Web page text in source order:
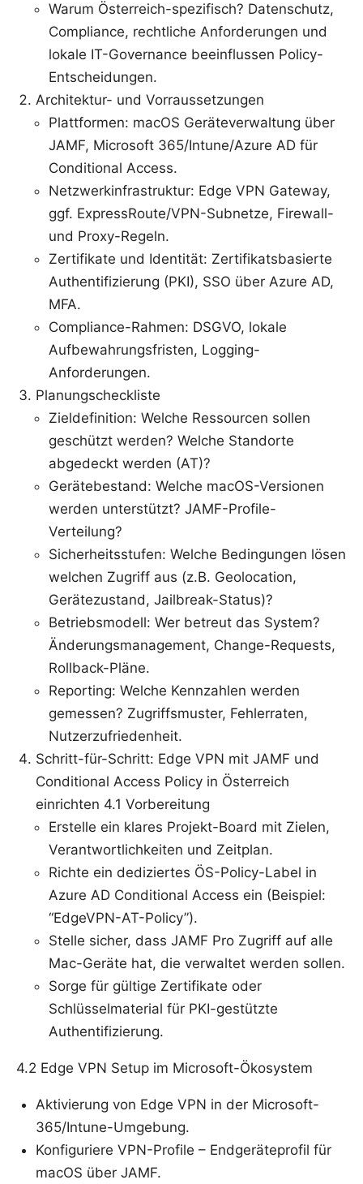
Warum Österreich-spezifisch? Datenschutz,
Compliance, rechtliche Anforderungen und
lokale IT-Governance beeinflussen Policy-
Entscheidungen.
Architektur- und Vorraussetzungen
Plattformen: macOS Geräteverwaltung über
JAMF, Microsoft 365/Intune/Azure AD für
Conditional Access.
Netzwerkinfrastruktur: Edge VPN Gateway,
ggf. ExpressRoute/VPN-Subnetze, Firewall-
und Proxy-Regeln.
Zertifikate und Identität: Zertifikatsbasierte
Authentifizierung (PKI), SSO über Azure AD,
MFA.
Compliance-Rahmen: DSGVO, lokale
Aufbewahrungsfristen, Logging-
Anforderungen.
Planungscheckliste
Zieldefinition: Welche Ressourcen sollen
geschützt werden? Welche Standorte
abgedeckt werden (AT)?
Gerätebestand: Welche macOS-Versionen
werden unterstützt? JAMF-Profile-
Verteilung?
Sicherheitsstufen: Welche Bedingungen lösen
welchen Zugriff aus (z.B. Geolocation,
Gerätezustand, Jailbreak-Status)?
Betriebsmodell: Wer betreut das System?
Änderungsmanagement, Change-Requests,
Rollback-Pläne.
Reporting: Welche Kennzahlen werden
gemessen? Zugriffsmuster, Fehlerraten,
Nutzerzufriedenheit.
Schritt-für-Schritt: Edge VPN mit JAMF und
Conditional Access Policy in Österreich
einrichten 4.1 Vorbereitung
Erstelle ein klares Projekt-Board mit Zielen,
Verantwortlichkeiten und Zeitplan.
Richte ein dediziertes ÖS-Policy-Label in
Azure AD Conditional Access ein (Beispiel:
“EdgeVPN-AT-Policy”).
Stelle sicher, dass JAMF Pro Zugriff auf alle
Mac-Geräte hat, die verwaltet werden sollen.
Sorge für gültige Zertifikate oder
Schlüsselmaterial für PKI-gestützte
Authentifizierung.
4.2 Edge VPN Setup im Microsoft-Ökosystem
Aktivierung von Edge VPN in der Microsoft-
365/Intune-Umgebung.
Konfiguriere VPN-Profile – Endgeräteprofil für
macOS über JAMF.